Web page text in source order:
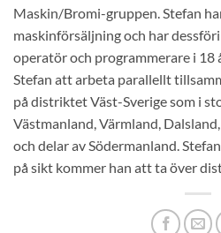
Maskin/Bromi-gruppen. Stefan
maskinförsäljning och har
operatör och programmerare i 18
Stefan att arbeta parallellt
på distriktet Väst-Sverige som i
Västmanland, Värmland,
och delar av Södermanland.
på sikt kommer han att ta över